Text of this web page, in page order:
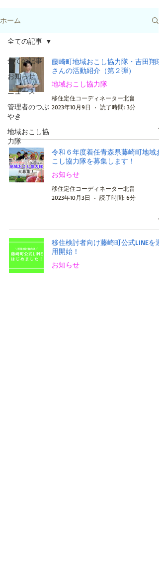
ホーム
全ての記事
お知らせ
ニュース
管理者のつぶ
やき
地域おこし協
力隊
全ての記事
藤崎町地域おこし協力隊・吉田翔瑛
さんの活動紹介（第２弾）
地域おこし協力隊
移住定住コーディネーター北畠
2023年10月9日
読了時間: 3分
令和６年度着任青森県藤崎町地域お
こし協力隊を募集します！
お知らせ
移住定住コーディネーター北畠
2023年10月3日
読了時間: 6分
移住検討者向け藤崎町公式LINEを運
用開始！
お知らせ